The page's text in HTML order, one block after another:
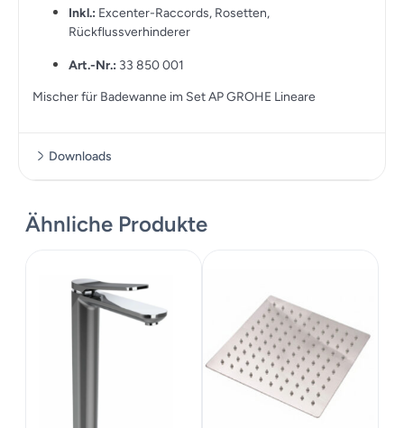
Inkl.: Excenter-Raccords, Rosetten,
Rückflussverhinderer
Art.-Nr.: 33 850 001
Mischer für Badewanne im Set AP GROHE Lineare
Downloads
Ähnliche Produkte